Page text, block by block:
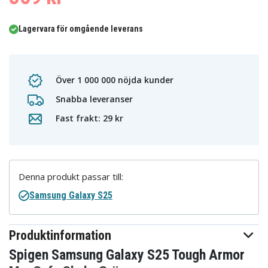
Lagervara för omgående leverans
Över 1 000 000 nöjda kunder
Snabba leveranser
Fast frakt: 29 kr
Produktinformation
Spigen Samsung Galaxy S25 Tough Armor
Denna produkt passar till:
Samsung Galaxy S25